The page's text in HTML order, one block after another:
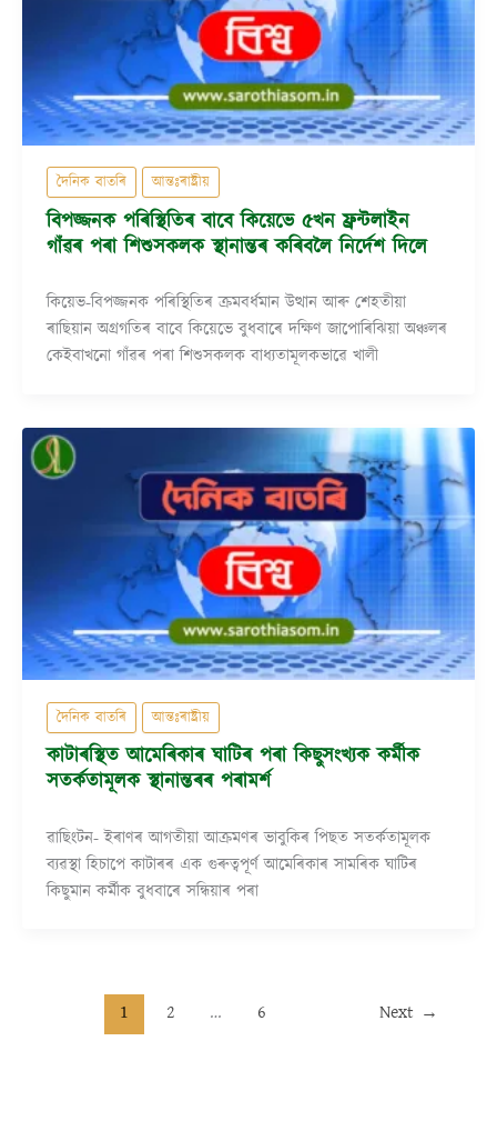
দৈনিক বাতৰি আন্তঃৰাষ্ট্ৰীয়
বিপজ্জনক পৰিস্থিতিৰ বাবে কিয়েভে ৫খন ফ্ৰন্টলাইন
গাঁৱৰ পৰা শিশুসকলক স্থানান্তৰ কৰিবলৈ নিৰ্দেশ দিলে
কিয়েভ-বিপজ্জনক পৰিস্থিতিৰ ক্ৰমবৰ্ধমান উত্থান আৰু শেহতীয়া
ৰাছিয়ান অগ্ৰগতিৰ বাবে কিয়েভে বুধবাৰে দক্ষিণ জাপোৰিঝিয়া অঞ্চলৰ
কেইবাখনো গাঁৱৰ পৰা শিশুসকলক বাধ্যতামূলকভাৱে খালী
দৈনিক বাতৰি আন্তঃৰাষ্ট্ৰীয়
কাটাৰস্থিত আমেৰিকাৰ ঘাটিৰ পৰা কিছুসংখ্যক কৰ্মীক
সতৰ্কতামূলক স্থানান্তৰৰ পৰামৰ্শ
ৱাছিংটন- ইৰাণৰ আগতীয়া আক্ৰমণৰ ভাবুকিৰ পিছত সতৰ্কতামূলক
ব্যৱস্থা হিচাপে কাটাৰৰ এক গুৰুত্বপূৰ্ণ আমেৰিকাৰ সামৰিক ঘাটিৰ
কিছুমান কৰ্মীক বুধবাৰে সন্ধিয়াৰ পৰা
1 2 … 6 Next →